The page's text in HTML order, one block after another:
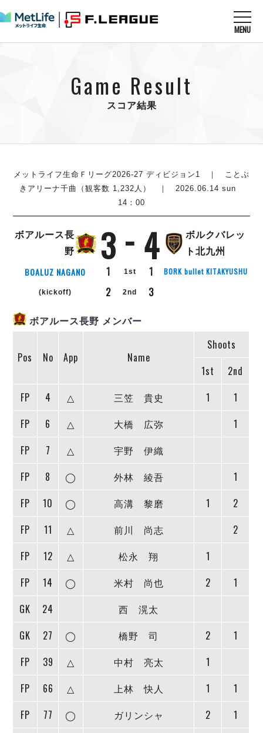
MENU
すべてのニュース
U-23選抜
チケット
メディア情報
その他
試合を観る MATCHES
順位表
戦績表
警告・退場・出場停止選手
個人ランキング｜シュート
個人ランキング｜シュート成功率
個人ランキング｜第2PK
メットライフ生命Ｆ２リーグ
戦績表
個人ランキング｜ゴール
個人ランキング｜シュート成功率
メットライフ生命Ｆリーグカップ 2026
試合日程・結果
アリーナ情報
チケット情報
バルドラール浦安
フウガドールすみだ
しながわシティ
立川アスレティックFC
ペスカドーラ町田
湘南ベルマーレ
名古屋オーシャンズ
ボルクバレット北九州
メットライフ生命Ｆ２リーグ
マルバ水戸FC
Y．S．C．C．横浜
ヴィンセドール白山
デウソン神戸
ミラクルスマイル新居浜
チケットを買う TICKET
アリーナ情報
ABOUT US
リーグ概要
リーグ要項
アリーナ観戦マナー&ルール
Ｆリーグカップ 試合記録
リーグ統計データ
ハットトリック
担当審判員
選手の通算記録（Ｆ１）
エスポラーダ北海道
フウガドールすみだ
しながわシティ
ペスカドーラ町田
ボアルース長野
名古屋オーシャンズ
ボルクバレット北九州
FOLLOW US!
Game Result
スコア結果
メットライフ生命Ｆリーグ2026-27 ディビジョン1
｜ ことぶ
きアリーナ千曲（観客数 1,232人） ｜ 2026.06.14 sun
14：00
ボアルース長
野
3 4
ボルクバレッ
ト北九州
BOALUZ NAGANO 1 1st 1 BORK bullet KITAKYUSHU
(kickoff) 2 2nd
3
ボアルース長野 メンバー
Pos No App Name
Shoots
1st
2nd
FP
4 △ 三笠 貴史 1
1
FP
6 △ 大橋 広弥
1
FP
7 △
宇野 伊織
FP
8 ◯ 外林 綾吾
1
FP
10 ◯ 高溝 黎磨 1
2
FP
11 △ 前川 尚志
2
FP
12 △ 松永 翔
1
FP
14 ◯ 米村 尚也 2
1
GK
24
西 滉太
GK
27 ◯ 橋野 司 2
1
FP
39 △ 中村 亮太
1
FP
66 △ 上林 快人 1
1
FP
77 ◯ ガリンシャ 2
1